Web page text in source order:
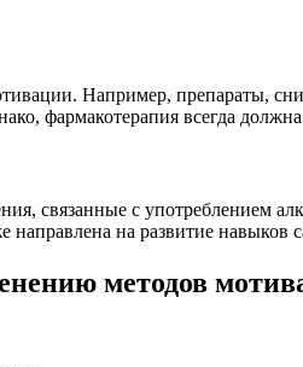
Например, препараты,
фармакотерапия всегда должна
связанные с употреблением
на развитие навыков
методов